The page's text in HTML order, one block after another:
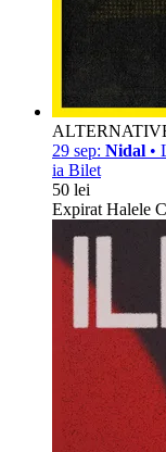
29 sep: Nidal •
ia Bilet
50 lei
Expirat Halele